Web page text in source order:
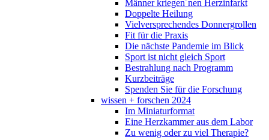
Männer kriegen´nen Herzinfarkt
Doppelte Heilung
Vielversprechendes Donnergrollen
Fit für die Praxis
Die nächste Pandemie im Blick
Sport ist nicht gleich Sport
Bestrahlung nach Programm
Kurzbeiträge
Spenden Sie für die Forschung
wissen + forschen 2024
Im Miniaturformat
Eine Herzkammer aus dem Labor
Zu wenig oder zu viel Therapie?